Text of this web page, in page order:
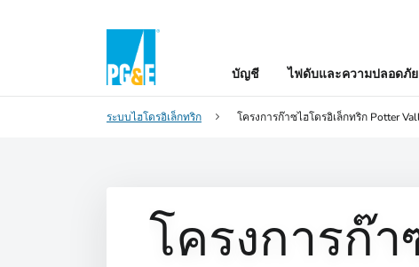
บัญชี ไฟดับและความปลอดภัย
ระบบไฮโดรอิเล็กทริก โครงการก๊าซไฮโดรอิเล็กทริก Potter
โครงการก๊า